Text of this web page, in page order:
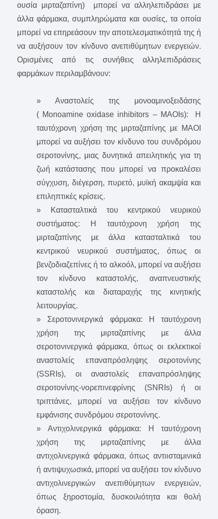
ουσία μιρταζαπίνη) μπορεί να αλληλεπιδράσει με
άλλα φάρμακα, συμπληρώματα και ουσίες, τα οποία
μπορεί να επηρεάσουν την αποτελεσματικότητά της ή
να αυξήσουν τον κίνδυνο ανεπιθύμητων ενεργειών.
Ορισμένες από τις συνήθεις αλληλεπιδράσεις
φαρμάκων περιλαμβάνουν:
» Αναστολείς της μονοαμινοξειδάσης
( Monoamine oxidase inhibitors – MAOIs): Η
ταυτόχρονη χρήση της μιρταζαπίνης με ΜΑΟΙ
μπορεί να αυξήσει τον κίνδυνο του συνδρόμου
σεροτονίνης, μιας δυνητικά απειλητικής για τη
ζωή κατάστασης που μπορεί να προκαλέσει
σύγχυση, διέγερση, πυρετό, μυϊκή ακαμψία και
επιληπτικές κρίσεις.
» Κατασταλτικά του κεντρικού νευρικού
συστήματος: Η ταυτόχρονη χρήση της
μιρταζαπίνης με άλλα κατασταλτικά του
κεντρικού νευρικού συστήματος, όπως οι
βενζοδιαζεπίνες ή το αλκοόλ, μπορεί να αυξήσει
τον κίνδυνο καταστολής, αναπνευστικής
καταστολής και διαταραχής της κινητικής
λειτουργίας.
» Σεροτονινεργικά φάρμακα: Η ταυτόχρονη
χρήση της μιρταζαπίνης με άλλα
σεροτονινεργικά φάρμακα, όπως οι εκλεκτικοί
αναστολείς επαναπρόσληψης σεροτονίνης
(SSRIs), οι αναστολείς επαναπρόσληψης
σεροτονίνης-νορεπινεφρίνης (SNRIs) ή οι
τριπτάνες, μπορεί να αυξήσει τον κίνδυνο
εμφάνισης συνδρόμου σεροτονίνης.
» Αντιχολινεργικά φάρμακα: Η ταυτόχρονη
χρήση της μιρταζαπίνης με άλλα
αντιχολινεργικά φάρμακα, όπως αντιισταμινικά
ή αντιψυχωσικά, μπορεί να αυξήσει τον κίνδυνο
αντιχολινεργικών ανεπιθύμητων ενεργειών,
όπως ξηροστομία, δυσκοιλιότητα και θολή
όραση.